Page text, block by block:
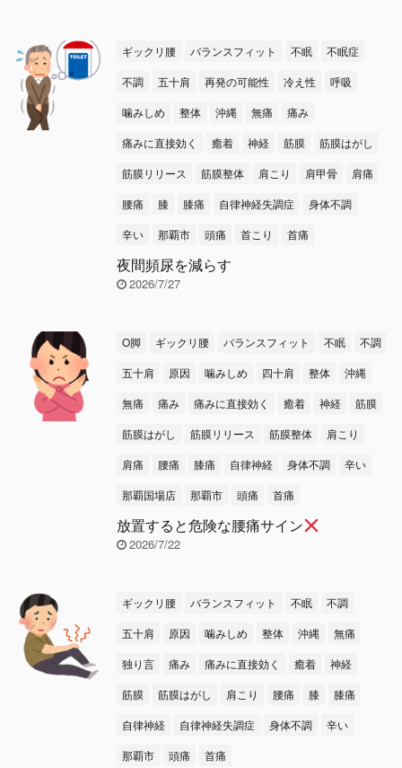
ギックリ腰 バランスフィット 不眠
不眠症
不調
五十肩 再発の可能性 冷え性
呼吸
噛みしめ
整体 沖縄 無痛
痛み
痛みに直接効く
癒着 神経 筋膜
筋膜はがし
筋膜リリース
筋膜整体 肩こり 肩甲骨
肩痛
腰痛
膝 膝痛 自律神経失調症
身体不調
辛い
那覇市 頭痛 首こり 首痛
夜間頻尿を減らす
2026/7/27
O脚 ギックリ腰 バランスフィット 不眠
不調
五十肩
原因 噛みしめ 四十肩 整体
沖縄
無痛
痛み 痛みに直接効く 癒着 神経
筋膜
筋膜はがし
筋膜リリース 筋膜整体
肩こり
肩痛
腰痛 膝痛 自律神経 身体不調
辛い
那覇国場店
那覇市 頭痛 首痛
放置すると危険な腰痛サイン
2026/7/22
ギックリ腰 バランスフィット 不眠
不調
五十肩
原因 噛みしめ 整体 沖縄
無痛
独り言
痛み 痛みに直接効く 癒着
神経
筋膜
筋膜はがし 肩こり 腰痛 膝
膝痛
自律神経
自律神経失調症 身体不調
辛い
那覇市
頭痛 首痛